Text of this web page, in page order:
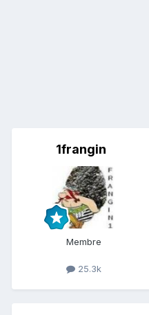
1frangin
Membre
25.3k